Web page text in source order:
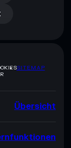
SITEMAP
Übersicht